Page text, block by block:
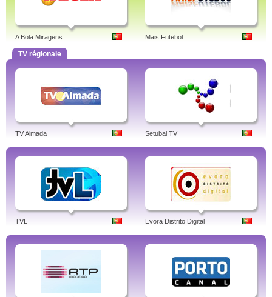
A Bola Miragens Mais Futebol
TV régionale
TV Almada Setubal TV
TVL Evora Distrito Digital